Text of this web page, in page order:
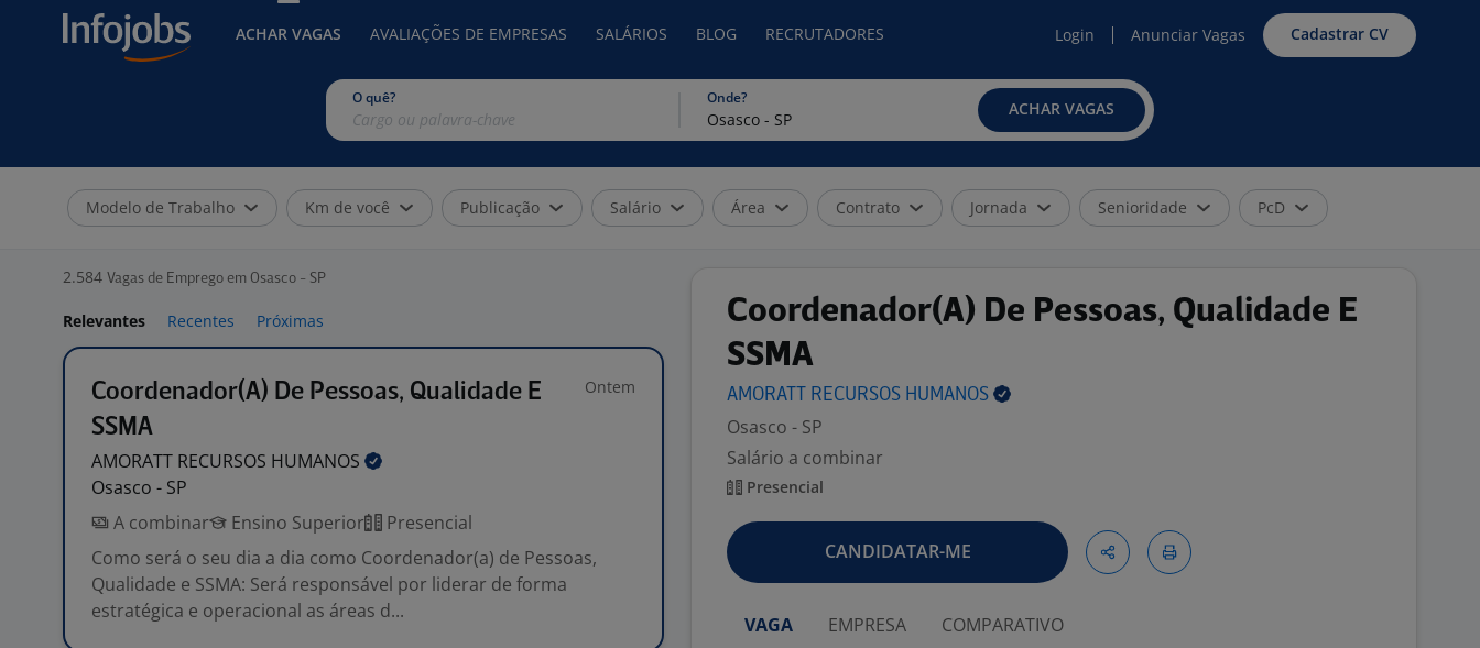
ACHAR VAGAS AVALIAÇÕES DE EMPRESAS SALÁRIOS BLOG RECRUTADORES Login Anunciar Vagas Cadastrar CV
O quê? Onde?
ACHAR VAGAS
Modelo de Trabalho Km de você Publicação Salário Área Contrato Jornada Senioridade PcD
2.584 Vagas de Emprego em Osasco - SP
Relevantes Recentes Próximas
Coordenador(A) De Pessoas, Qualidade E
SSMA
Ontem
AMORATT RECURSOS HUMANOS
Osasco - SP
A combinar
Ensino Superior
Presencial
Como será o seu dia a dia como Coordenador(a) de Pessoas,
Qualidade e SSMA: Será responsável por liderar de forma
estratégica e operacional as áreas d...
Coordenador(A) De Pessoas, Qualidade E
SSMA
AMORATT RECURSOS HUMANOS
Osasco - SP
Salário a combinar
Presencial
CANDIDATAR-ME
VAGA EMPRESA COMPARATIVO